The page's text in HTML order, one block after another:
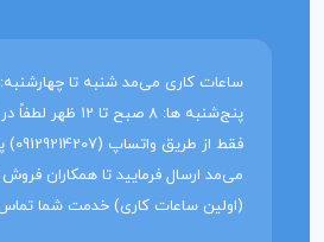
پنج‌شنبه ها: 8 صبح
فقط
می‌مد ارسال فرمایید تا همکاران
(اولین ساعات کاری) خدمت شما تماس